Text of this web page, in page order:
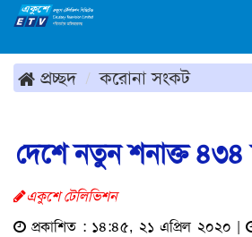
প্রচ্ছদ করোনা সংকট
দেশে নতুন শনাক্ত
একুশে টেলিভিশন
প্রকাশিত : ১৪:৪৫, ২১ এপ্রিল ২০২০ |